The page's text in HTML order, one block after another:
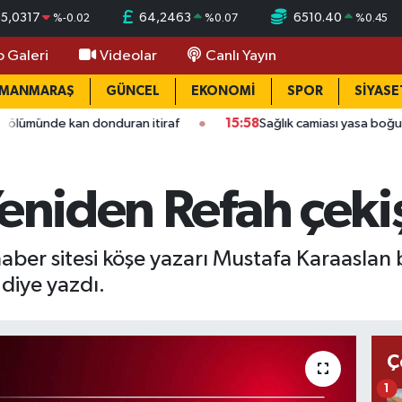
%-0.02 64,2463 %0.07 6510.40 %0.45
Galeri Videolar Canlı Yayın
GÜNCEL EKONOMİ SPOR
donduran itiraf 15:58 Sağlık camiası yasa boğuldu:
Refah
sitesi köşe yazarı Mustafa Karaaslan
yazdı.
1